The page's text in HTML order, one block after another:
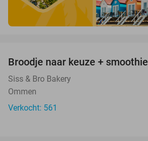
Broodje naar keuze + smoothie
Siss & Bro Bakery
Ommen
Verkocht: 561